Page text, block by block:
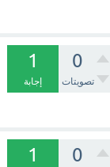
0
تصويتات
1
إجابة
0
1